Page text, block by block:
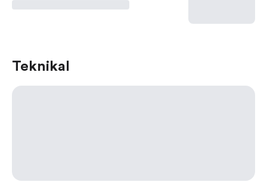
Teknikal